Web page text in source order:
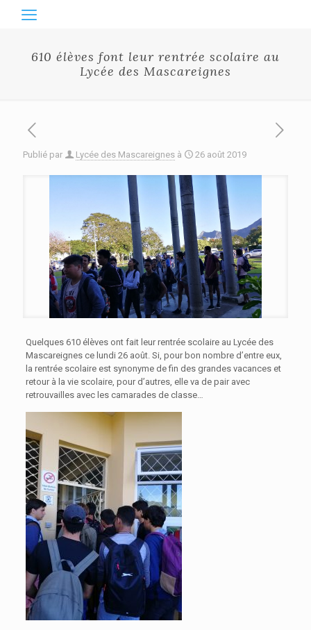
610 élèves font leur rentrée scolaire au
Lycée des Mascareignes
Publié par Lycée des Mascareignes à 26 août 2019
Quelques 610 élèves ont fait leur rentrée scolaire au Lycée des
Mascareignes ce lundi 26 août. Si, pour bon nombre d’entre eux,
la rentrée scolaire est synonyme de fin des grandes vacances et
retour à la vie scolaire, pour d’autres, elle va de pair avec
retrouvailles avec les camarades de classe…